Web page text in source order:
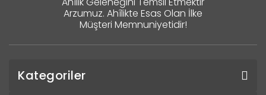
Arzumuz. Ahîlikte Esas Olan İlke
Müşteri Memnuniyetidir!
Kategoriler